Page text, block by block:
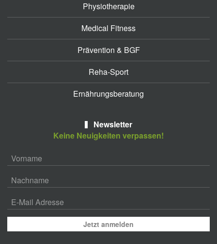
Physiotherapie
Medical Fitness
Prävention & BGF
Reha-Sport
Ernährungsberatung
Newsletter
Keine Neuigkeiten verpassen!
Jetzt anmelden